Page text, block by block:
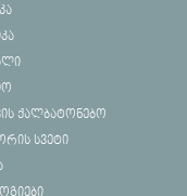
ქალბატონებო
სვეტი